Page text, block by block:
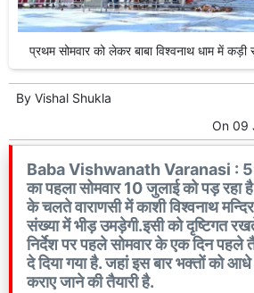
प्रथम सोमवार को लेकर बाबा विश्वनाथ धाम में कड़ी
By Vishal Shukla
On 09
Baba Vishwanath Varanasi :
का पहला सोमवार 10 जुलाई को पड़ रहा
के चलते वाराणसी में काशी विश्वनाथ
संख्या में भीड़ उमड़ेगी.इसी को दृष्टिगत
निर्देश पर पहले सोमवार के एक दिन पहले
दे दिया गया है. जहां इस बार भक्तों को
कराए जाने की तैयारी है.